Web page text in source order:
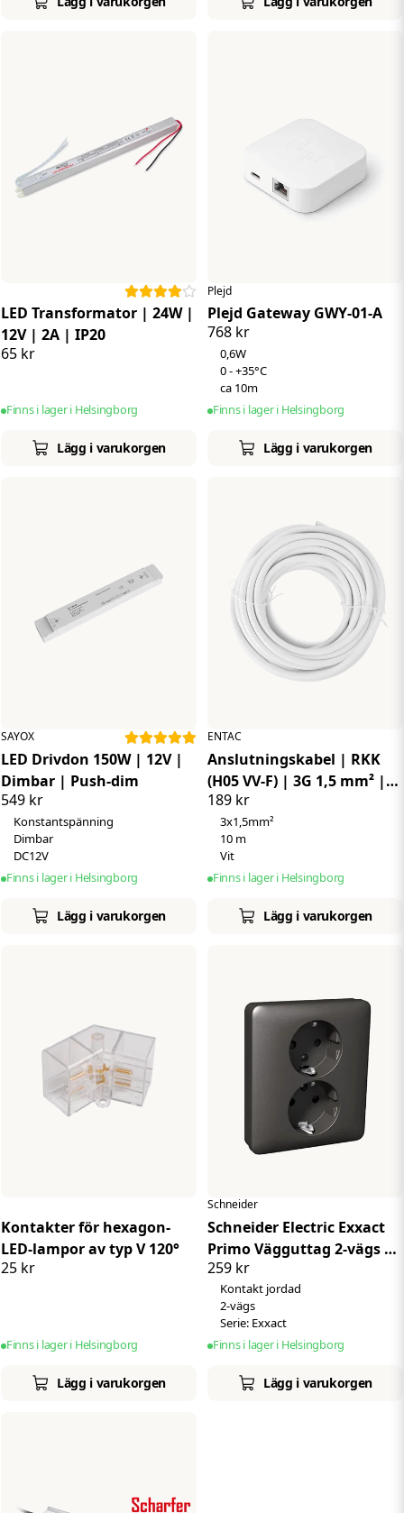
LED Transformator | 24W |
12V | 2A | IP20
65 kr
Finns i lager i Helsingborg
Lägg i varukorgen
Plejd
Plejd Gateway GWY-01-A
768 kr
0,6W
0 - +35°C
ca 10m
Finns i lager i Helsingborg
Lägg i varukorgen
SAYOX
LED Drivdon 150W | 12V |
Dimbar | Push-dim
549 kr
Konstantspänning
Dimbar
DC12V
Finns i lager i Helsingborg
Lägg i varukorgen
ENTAC
Anslutningskabel | RKK
(H05 VV-F) | 3G 1,5 mm² |
Vit | 10 m
189 kr
3x1,5mm²
10 m
Vit
Finns i lager i Helsingborg
Lägg i varukorgen
Kontakter för hexagon-
LED-lampor av typ V 120°
25 kr
Finns i lager i Helsingborg
Lägg i varukorgen
Schneider
Schneider Electric Exxact
Primo Vägguttag 2-vägs |
Antracit
259 kr
Kontakt jordad
2-vägs
Serie: Exxact
Finns i lager i Helsingborg
Lägg i varukorgen